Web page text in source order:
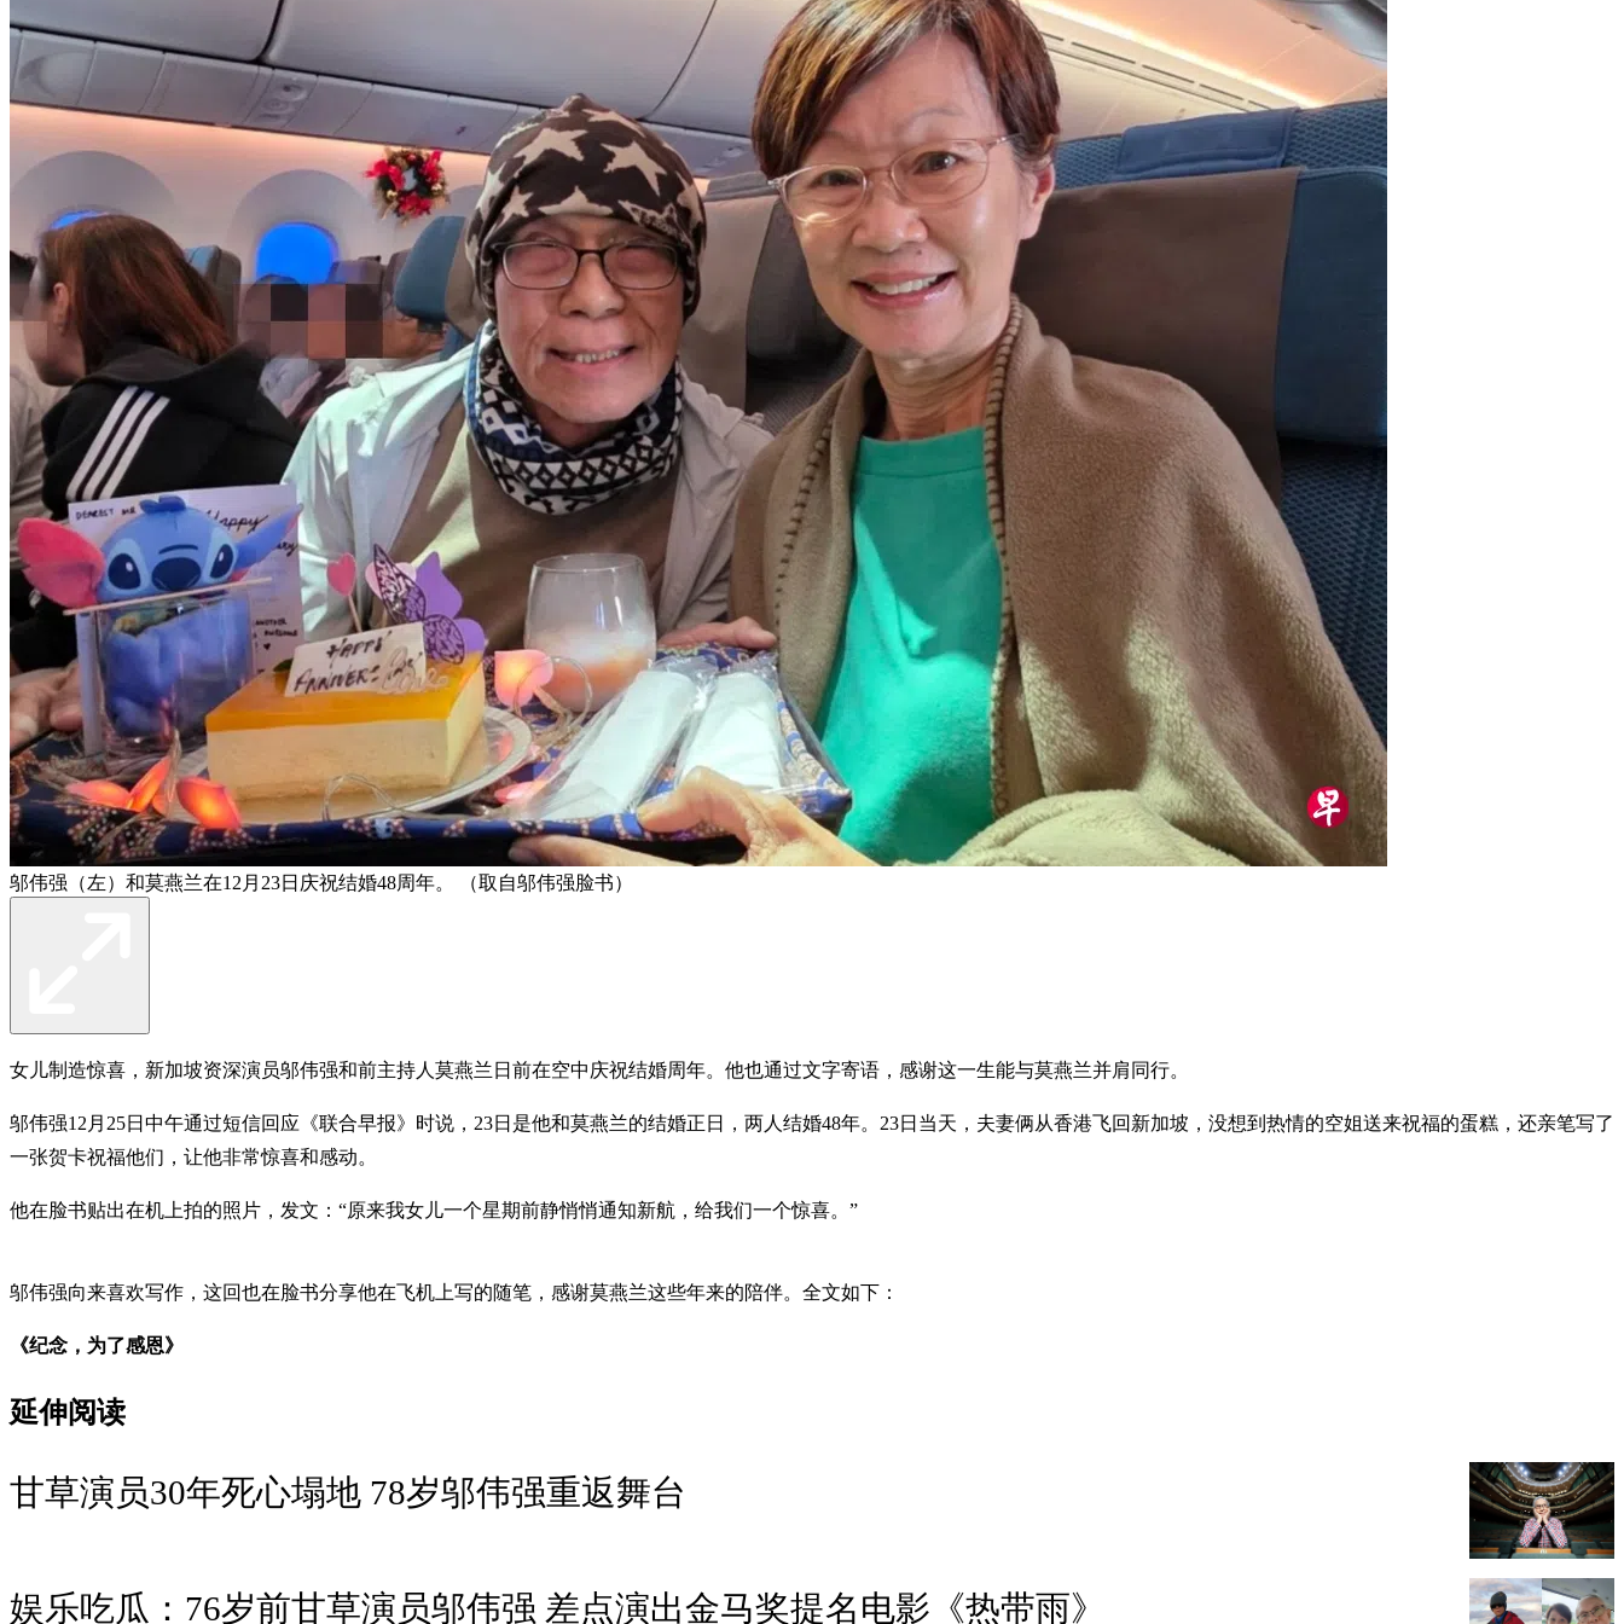
邬伟强（左）和莫燕兰在12月23日庆祝结婚48周年。 （取自邬伟强脸书）
女儿制造惊喜，新加坡资深演员邬伟强和前主持人莫燕兰日前在空中庆祝结婚周年。他也通过文字寄语，感谢这一生能与莫燕兰并肩同行。
邬伟强12月25日中午通过短信回应《联合早报》时说，23日是他和莫燕兰的结婚正日，两人结婚48年。23日当天，夫妻俩从香港飞回新加坡，没想到热情的空姐送来祝福的蛋糕，还亲笔写了
一张贺卡祝福他们，让他非常惊喜和感动。
他在脸书贴出在机上拍的照片，发文：“原来我女儿一个星期前静悄悄通知新航，给我们一个惊喜。”
邬伟强向来喜欢写作，这回也在脸书分享他在飞机上写的随笔，感谢莫燕兰这些年来的陪伴。全文如下：
《纪念，为了感恩》
延伸阅读
甘草演员30年死心塌地 78岁邬伟强重返舞台
娱乐吃瓜：76岁前甘草演员邬伟强 差点演出金马奖提名电影《热带雨》